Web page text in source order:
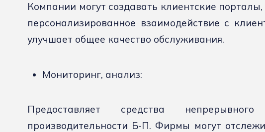
Компании могут создавать клиентские
персонализированное взаимодействие с
улучшает общее качество обслуживания.
Мониторинг, анализ:
Предоставляет средства
производительности Б-П. Фирмы могут